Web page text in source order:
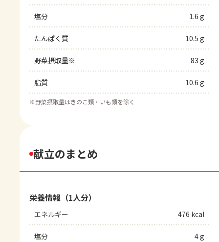
塩分 1.6 g
たんぱく質 10.5 g
野菜摂取量※ 83 g
脂質 10.6 g
※野菜摂取量はきのこ類・いも類を除く
献立のまとめ
栄養情報（1人分）
エネルギー 476 kcal
塩分 4 g